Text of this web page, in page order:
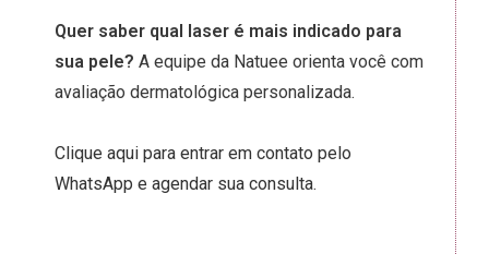
Quer saber qual laser é mais indicado para
sua pele? A equipe da Natuee orienta você com
avaliação dermatológica personalizada.
Clique aqui para entrar em contato pelo
WhatsApp e agendar sua consulta.